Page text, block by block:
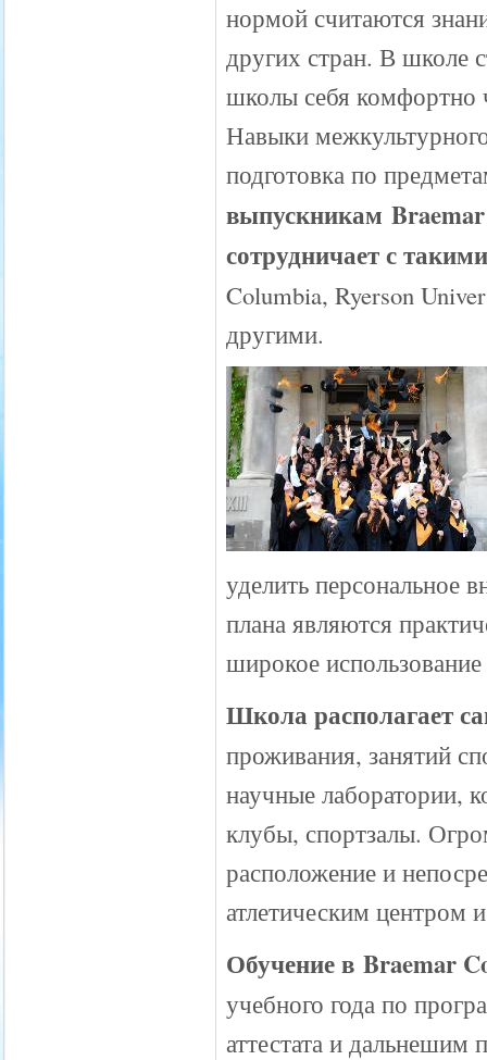
нормой считаются
других стран. В школе
школы себя комфортно
Навыки
подготовка по
выпускникам Braemar
сотрудничает с
Columbia, Ryerson
другими.
уделить персональное
плана являются
широкое
Школа располагает
проживания, занятий
научные лаборатории,
клубы, спортзалы.
расположение и
атлетическим центром
Обучение в Braemar
учебного года по
аттестата и